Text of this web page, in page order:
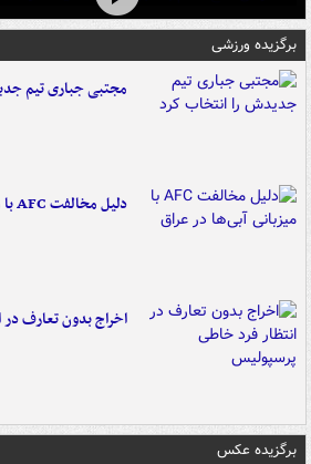
برگزیده ورزشی
مجتبی جباری تیم
دلیل مخالفت AFC با میزبانی آبی‌ها در عراق
اخراج بدون تعارف
برگزیده عکس